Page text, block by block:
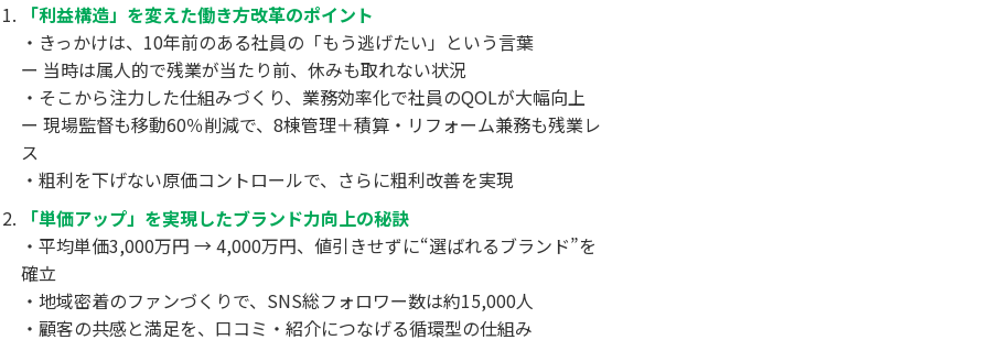
「利益構造」を変えた働き方改革のポイント
・きっかけは、10年前のある社員の「もう逃げたい」という言葉
ー 当時は属人的で残業が当たり前、休みも取れない状況
・そこから注力した仕組みづくり、業務効率化で社員のQOLが大幅向上
ー 現場監督も移動60％削減で、8棟管理＋積算・リフォーム兼務も残業レ
ス
・粗利を下げない原価コントロールで、さらに粗利改善を実現
「単価アップ」を実現したブランド力向上の秘訣
・平均単価3,000万円 → 4,000万円、値引きせずに“選ばれるブランド”を
確立
・地域密着のファンづくりで、SNS総フォロワー数は約15,000人
・顧客の共感と満足を、口コミ・紹介につなげる循環型の仕組み